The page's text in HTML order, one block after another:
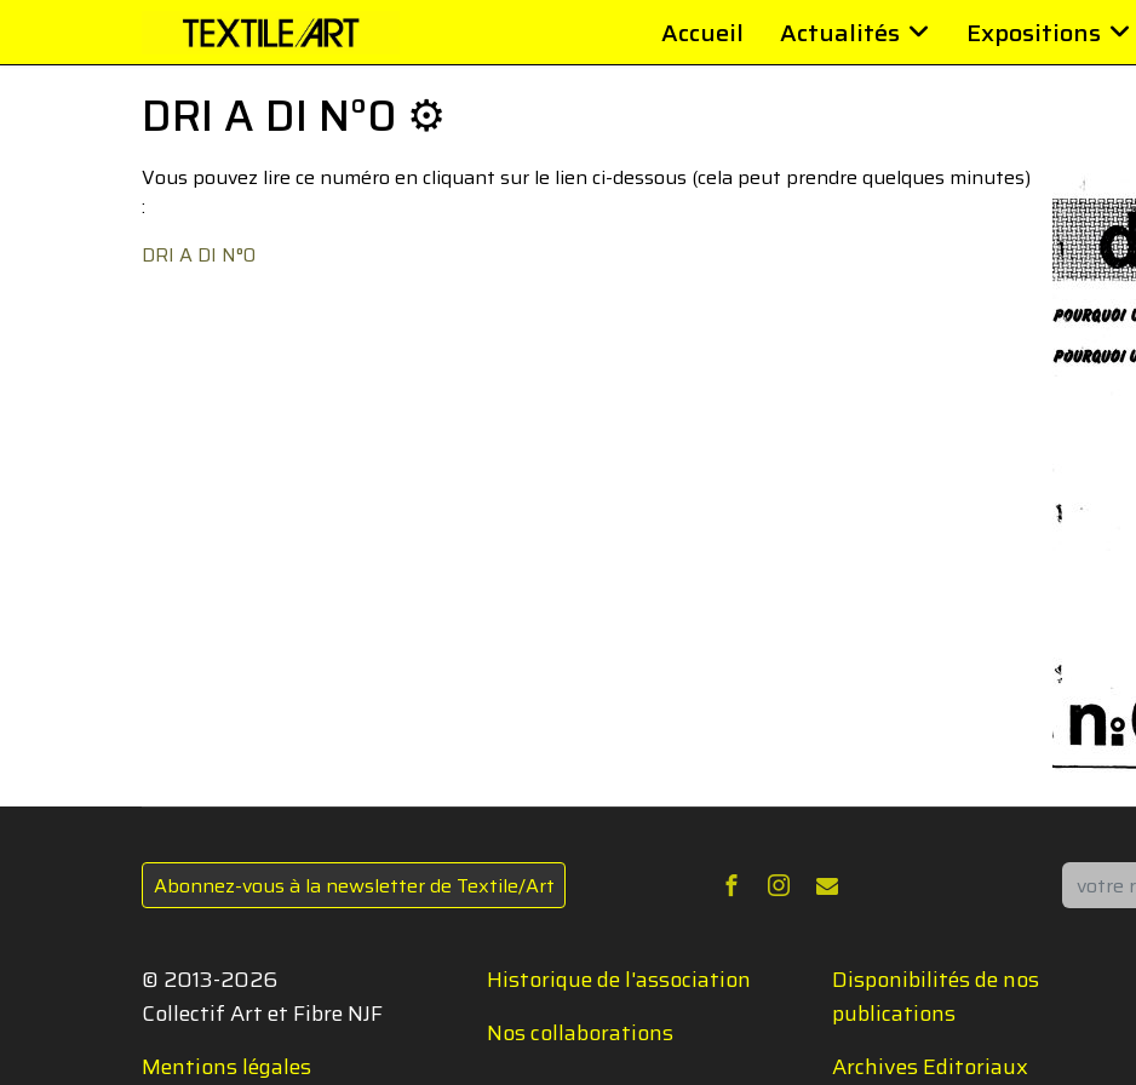
Accueil Actualités Expositions
DRI A DI N°0 ⚙️
Vous pouvez lire ce numéro en cliquant sur le lien ci-dessous (cela peut prendre quelques minutes)
:
DRI A DI N°0
Abonnez-vous à la newsletter de Textile/Art Rechercher
© 2013-2026
Collectif Art et Fibre NJF
Mentions légales
Historique de l'association
Nos collaborations
Disponibilités de nos
publications
Archives Editoriaux